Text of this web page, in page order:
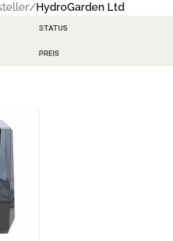
sind, benutze die Pfeile
/HydroGarden Ltd
STATUS
PREIS